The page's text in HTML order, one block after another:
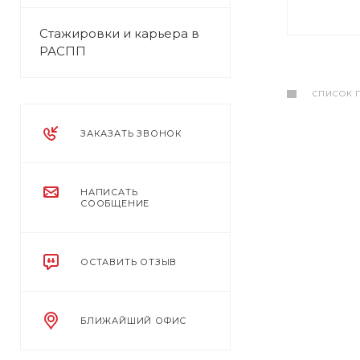
Стажировки и карьера в
РАСПП
ЗАКАЗАТЬ ЗВОНОК
НАПИСАТЬ
СООБЩЕНИЕ
ОСТАВИТЬ ОТЗЫВ
БЛИЖАЙШИЙ ОФИС
СПИСОК